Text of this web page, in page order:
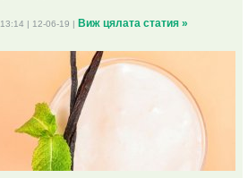
13:14 | 12-06-19 | Виж цялата статия »